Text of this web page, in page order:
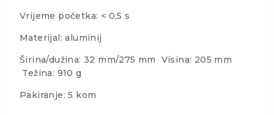
Vrijeme početka: < 0,5 s
Materijal: aluminij
Širina/dužina: 32 mm/275 mm Visina: 205 mm
Težina: 910 g
Pakiranje: 5 kom